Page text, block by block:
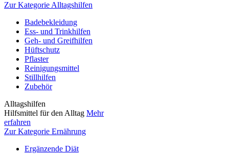
Zur Kategorie Alltagshilfen
Badebekleidung
Ess- und Trinkhilfen
Geh- und Greifhilfen
Hüftschutz
Pflaster
Reinigungsmittel
Stillhilfen
Zubehör
Alltagshilfen
Hilfsmittel für den Alltag Mehr
erfahren
Zur Kategorie Ernährung
Ergänzende Diät